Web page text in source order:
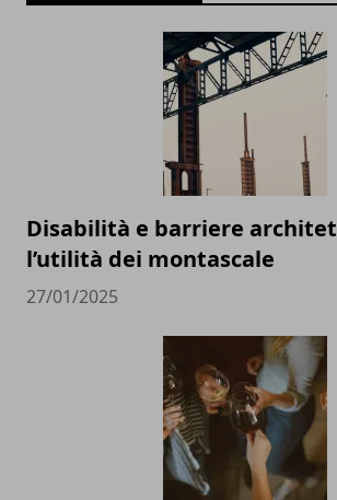
Disabilità e barriere
l’utilità dei montascale
27/01/2025